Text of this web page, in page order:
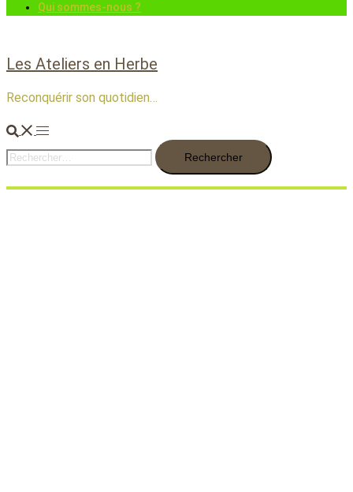
Qui sommes-nous ?
Les Ateliers en Herbe
Reconquérir son quotidien…
RechercherOuvrir/fermer
le
menu
Rechercher :